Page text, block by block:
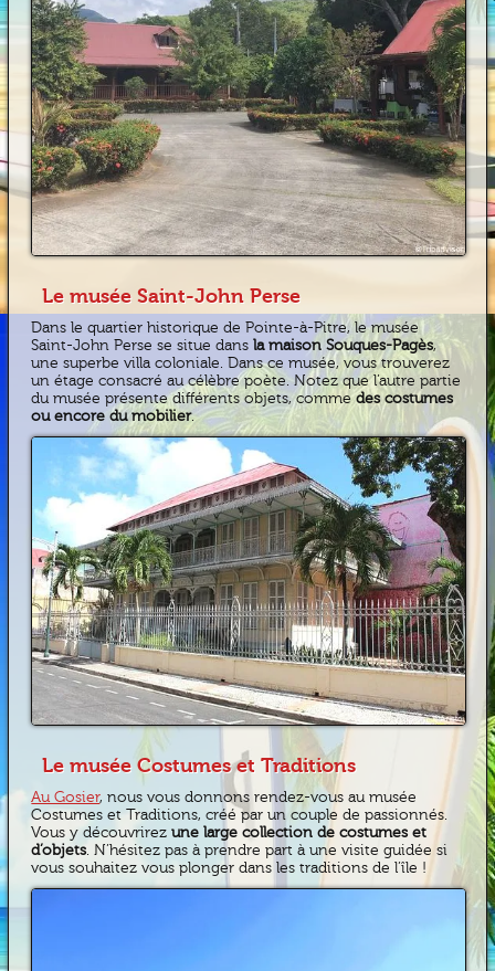
Le musée Saint-John Perse
Dans le quartier historique de Pointe-à-Pitre, le musée
Saint-John Perse se situe dans la maison Souques-Pagès,
une superbe villa coloniale. Dans ce musée, vous trouverez
un étage consacré au célèbre poète. Notez que l’autre partie
du musée présente différents objets, commedes costumes
ou encore du mobilier.
Le musée Costumes et Traditions
Au Gosier, nous vous donnons rendez-vous au musée
Costumes et Traditions, créé par un couple de passionnés.
Vous y découvrirezune large collection de costumes et
d’objets. N’hésitez pas à prendre part à une visite guidée si
vous souhaitez vous plonger dans les traditions de l’île !